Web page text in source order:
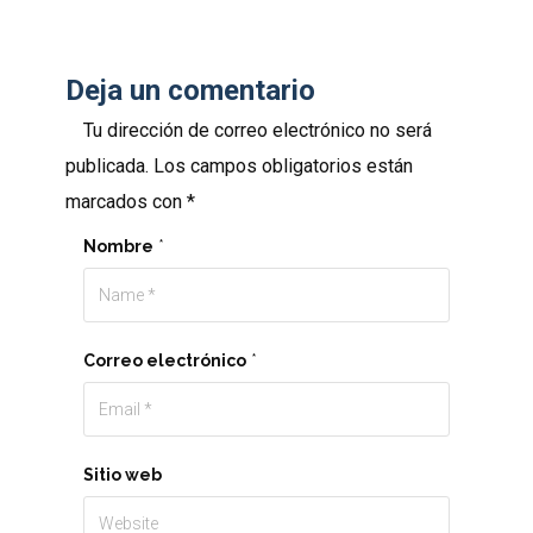
Deja un comentario
Tu dirección de correo electrónico no será
publicada. Los campos obligatorios están
marcados con *
Nombre *
Correo electrónico *
Sitio web